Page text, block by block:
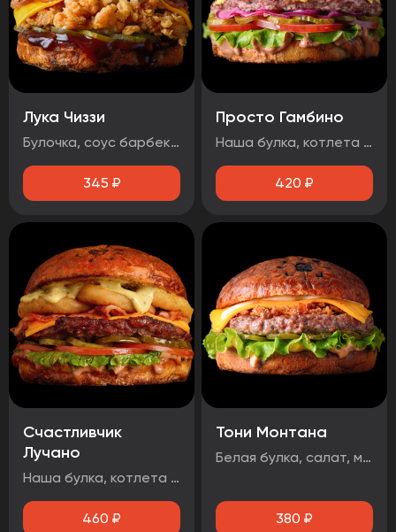
Лука Чиззи
Булочка, соус барбекю , огурец маринованный, луковые кольца, бекон, сыр чеддер, фирменная курочка в панировке
345 ₽
Просто Гамбино
Наша булка, котлета говяжья, помидор, лист салата, огурец маринованный, лук маринованный, соус барбекю, соус медово-горчичный.
420 ₽
Счастливчик
Лучано
Наша булка, котлета говяжья, бекон, сыр чеддер, помидор, огурец маринованный, лист салата, луковые кольца, соус барбекю.
460 ₽
Тони Монтана
Белая булка, салат, маринованные огурцы, говядина, чеддер, фритюрный лук, два фирменных соуса
380 ₽